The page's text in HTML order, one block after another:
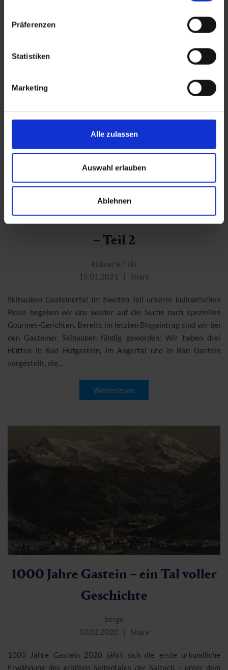
Präferenzen
Statistiken
Marketing
Alle zulassen
Auswahl erlauben
Ablehnen
Die Gasteiner Skihauben Gerichte
– Teil 2
kulinarik / ski
15.01.2021
Share
Skihauben Gasteinertal Im zweiten Teil unserer kulinarischen
Reise begeben wir uns wieder auf die Suche nach speziellen
Gourmet-Gerichten. Bereits im letzten Blogeintrag sind wir bei
den Gasteiner Skihauben fündig geworden: Wir haben drei
Hütten in Bad Hofgastein, im Angertal und in Bad Gastein
vorgestellt, die…
Weiterlesen
1000 Jahre Gastein – ein Tal voller
Geschichte
berge
10.02.2020
Share
1000 Jahre Gastein 2020 jährt sich die erste urkundliche
Erwähnung des größten Seitentales der Salzach – unter dem